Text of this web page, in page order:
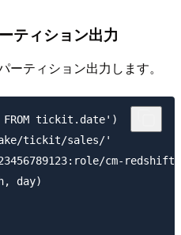
ティション出力
ティション出力します。
* FROM tickit.date')
tickit/sales/'
cm-
day)